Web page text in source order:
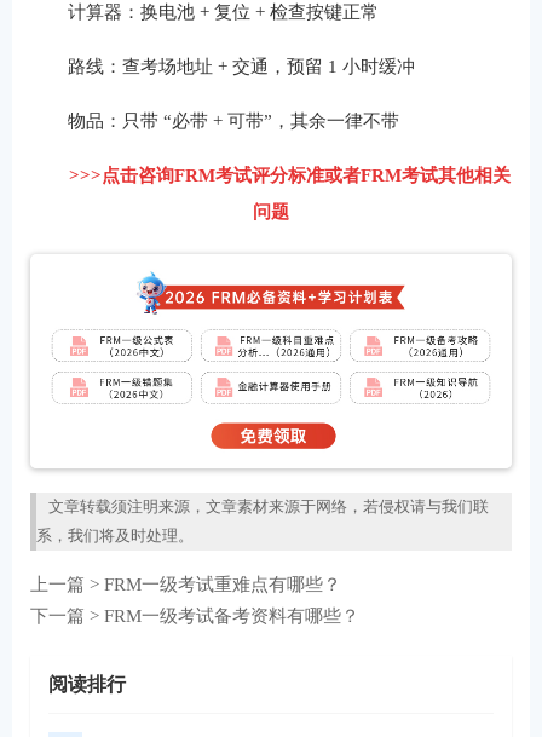
计算器：换电池 + 复位 + 检查按键正常
路线：查考场地址 + 交通，预留 1 小时缓冲
物品：只带 “必带 + 可带”，其余一律不带
>>>点击咨询FRM考试评分标准或者FRM考试其他相关
问题
文章转载须注明来源，文章素材来源于网络，若侵权请与我们联
系，我们将及时处理。
上一篇 > FRM一级考试重难点有哪些？
下一篇 > FRM一级考试备考资料有哪些？
阅读排行